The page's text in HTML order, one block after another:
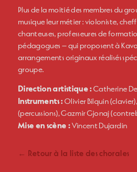
Plus de la moitié des membres du
musique leur métier : violoniste,
chanteuses, professeures de
pédagogues — qui proposent à
arrangements originaux réalisés
groupe.
Direction artistique :Catherine
Instruments :Olivier Bilquin
(percussions), Gazmir Gjonaj
Mise en scène :Vincent Dujardin
← Retour à la liste des chorales